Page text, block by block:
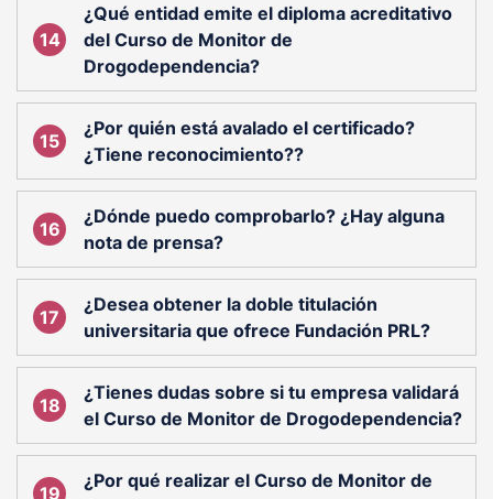
¿Qué entidad emite el diploma acreditativo
del Curso de Monitor de
Drogodependencia?
¿Por quién está avalado el certificado?
¿Tiene reconocimiento??
¿Dónde puedo comprobarlo? ¿Hay alguna
nota de prensa?
¿Desea obtener la doble titulación
universitaria que ofrece Fundación PRL?
¿Tienes dudas sobre si tu empresa validará
el Curso de Monitor de Drogodependencia?
¿Por qué realizar el Curso de Monitor de